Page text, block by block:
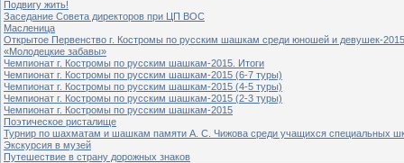
Подвигу жить!
Заседание Совета директоров при ЦП ВОС
Масленица
Открытое Первенство г. Костромы по русским шашкам среди юношей и девушек-
«Молодецкие забавы»
Чемпионат г. Костромы по русским шашкам-2015. Итоги
Чемпионат г. Костромы по русским шашкам-2015 (6-7 туры)
Чемпионат г. Костромы по русским шашкам-2015 (4-5 туры)
Чемпионат г. Костромы по русским шашкам-2015 (2-3 туры)
Чемпионат г. Костромы по русским шашкам-2015
Поэтическое ристалище
Турнир по шахматам и шашкам памяти А. С. Чижова среди учащихся специальных
Экскурсия в музей
Путешествие в страну дорожных знаков